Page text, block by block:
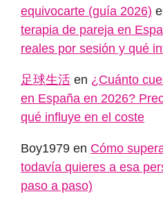
equivocarte (guía 2026)
terapia de pareja en
reales por sesión y qué
足球生活 en ¿Cuánto
en España en 2026?
qué influye en el coste
Boy1979 en Cómo
todavía quieres a esa
paso a paso)